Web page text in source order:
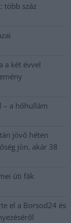
több száz
a két évvel
– a hőhullám
jövő héten
jön, akár 38
úti fák
el a Borsod24 és